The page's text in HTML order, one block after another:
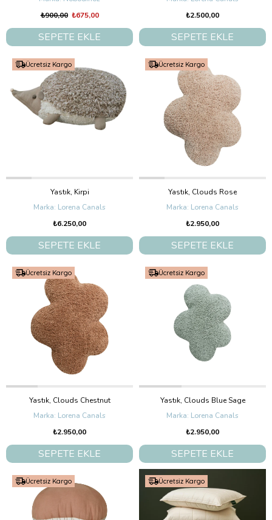
₺675,00
₺900,00
SEPETE EKLE
₺2.500,00
SEPETE EKLE
Yastık, Kirpi
Lorena Canals
₺6.250,00
SEPETE EKLE
Ücretsiz Kargo
Yastık, Clouds Rose
Lorena Canals
₺2.950,00
SEPETE EKLE
Ücretsiz Kargo
Yastık, Clouds Chestnut
Lorena Canals
₺2.950,00
SEPETE EKLE
Ücretsiz Kargo
Yastık, Clouds Blue Sage
Lorena Canals
₺2.950,00
SEPETE EKLE
Ücretsiz Kargo
Ücretsiz Kargo Ücretsiz Kargo